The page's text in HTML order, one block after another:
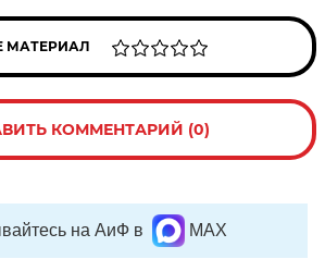
МАТЕРИАЛ
КОММЕНТАРИЙ (0)
на АиФ в MAX